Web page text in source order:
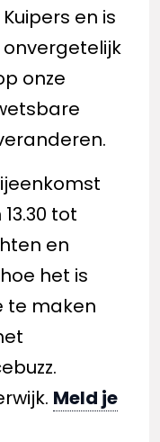
en is
onze
tot
en
het is
te maken
Meld je